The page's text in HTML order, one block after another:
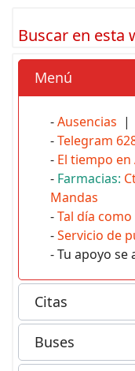
Buscar en esta
Menú
-Ausencias |
-Telegram
- El tiempo en
- Farmacias:
Mandas
-Tal día
-Servicio de
- Tu apoyo
Citas
Buses